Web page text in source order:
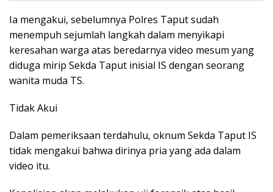
Ia mengakui, sebelumnya Polres Taput sudah
menempuh sejumlah langkah dalam menyikapi
keresahan warga atas beredarnya video mesum yang
diduga mirip Sekda Taput inisial IS dengan seorang
wanita muda TS.
Tidak Akui
Dalam pemeriksaan terdahulu, oknum Sekda Taput IS
tidak mengakui bahwa dirinya pria yang ada dalam
video itu.